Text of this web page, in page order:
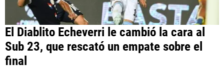
El Diablito Echeverri le cambió la cara al
Sub 23, que rescató un empate sobre el
final